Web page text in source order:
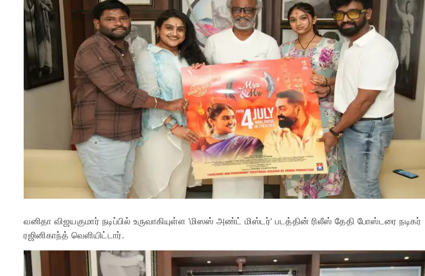
வனிதா விஜயகுமார் நடிப்பில் உருவாகியுள்ள 'மிஸஸ் அண்ட் மிஸ்டர்' படத்தின் ரிலீஸ் தேதி போஸ்டரை நடிகர்
ரஜினிகாந்த் வெளியிட்டார்.